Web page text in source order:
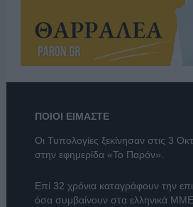
ΠΟΙΟΙ ΕΙΜΑΣΤΕ
Οι Τυπολογίες ξεκίνησαν στις 3
στην εφημερίδα «Το Παρόν».
Επί 32 χρόνια καταγράφουν την
όσα συμβαίνουν στα ελληνικά